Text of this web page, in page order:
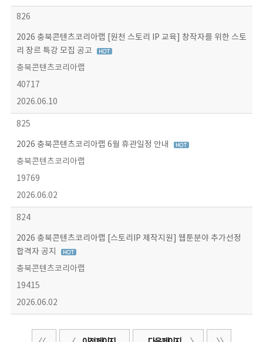
826
2026 충북콘텐츠코리아랩 [원천 스토리 IP 교육] 창작자를 위한 스토
리 장르 특강 모집 공고
충북콘텐츠코리아랩
40717
2026.06.10
825
2026 충북콘텐츠코리아랩 6월 휴관일정 안내
충북콘텐츠코리아랩
19769
2026.06.02
824
2026 충북콘텐츠코리아랩 [스토리IP 제작지원] 웹툰분야 추가선정
합격자 공지
충북콘텐츠코리아랩
19415
2026.06.02